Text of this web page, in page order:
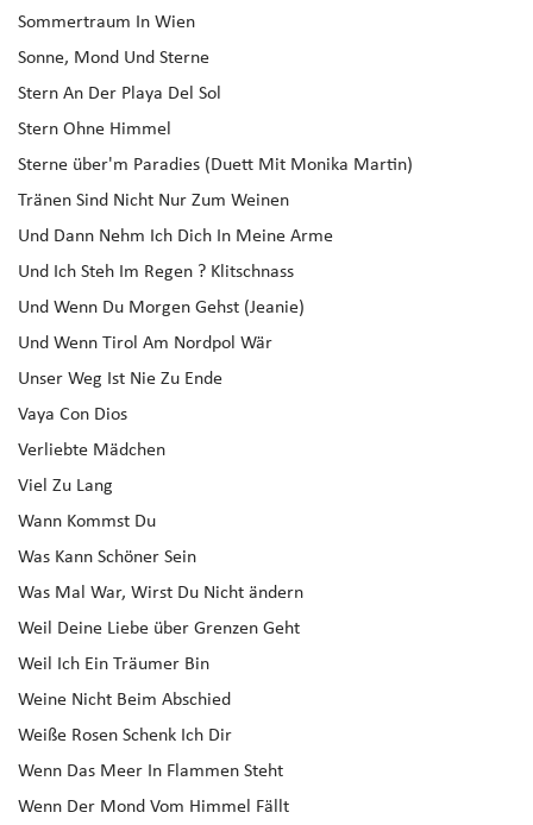
Sommertraum In Wien
Sonne, Mond Und Sterne
Stern An Der Playa Del Sol
Stern Ohne Himmel
Sterne über'm Paradies (Duett Mit Monika Martin)
Tränen Sind Nicht Nur Zum Weinen
Und Dann Nehm Ich Dich In Meine Arme
Und Ich Steh Im Regen ? Klitschnass
Und Wenn Du Morgen Gehst (Jeanie)
Und Wenn Tirol Am Nordpol Wär
Unser Weg Ist Nie Zu Ende
Vaya Con Dios
Verliebte Mädchen
Viel Zu Lang
Wann Kommst Du
Was Kann Schöner Sein
Was Mal War, Wirst Du Nicht ändern
Weil Deine Liebe über Grenzen Geht
Weil Ich Ein Träumer Bin
Weine Nicht Beim Abschied
Weiße Rosen Schenk Ich Dir
Wenn Das Meer In Flammen Steht
Wenn Der Mond Vom Himmel Fällt